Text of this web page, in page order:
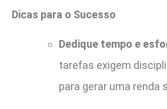
Dicas para o Sucesso
Dedique tempo e
tarefas exigem
para gerar uma renda